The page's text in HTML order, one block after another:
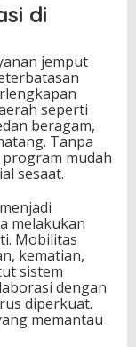
di
jemput
seperti
beragam,
Tanpa
mudah
sesaat.
melakukan
Mobilitas
kematian,
sistem
dengan
diperkuat.
memantau